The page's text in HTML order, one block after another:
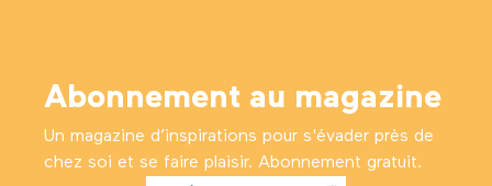
Abonnement au magazine
Un magazine d’inspirations pour s'évader près de
chez soi et se faire plaisir. Abonnement gratuit.